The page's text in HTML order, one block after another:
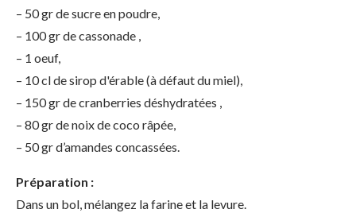
– 50 gr de sucre en poudre,
– 100 gr de cassonade ,
– 1 oeuf,
– 10 cl de sirop d'érable (à défaut du miel),
– 150 gr de cranberries déshydratées ,
– 80 gr de noix de coco râpée,
– 50 gr d’amandes concassées.
Préparation :
Dans un bol, mélangez la farine et la levure.